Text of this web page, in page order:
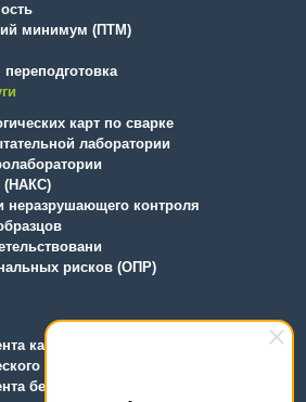
минимум (ПТМ)
карт по сварке
лаборатории
(НАКС)
неразрушающего контроля
рисков (ОПР)
качества
менеджмента
безопасности труда и охраны